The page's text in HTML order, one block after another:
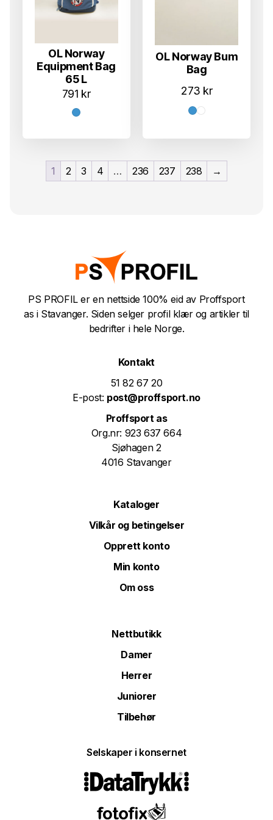
OL Norway
Equipment Bag
65 L
791 kr
OL Norway Bum
Bag
273 kr
1 2 3 4 … 236 237 238 →
PS PROFIL er en nettside 100% eid av Proffsport
as i Stavanger. Siden selger profil klær og artikler til
bedrifter i hele Norge.
Kontakt
51 82 67 20
E-post: post@proffsport.no
Proffsport as
Org.nr: 923 637 664
Sjøhagen 2
4016 Stavanger
Kataloger
Vilkår og betingelser
Opprett konto
Min konto
Om oss
Nettbutikk
Damer
Herrer
Juniorer
Tilbehør
Selskaper i konsernet